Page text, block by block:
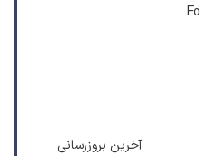
آخرین بروزرسانی